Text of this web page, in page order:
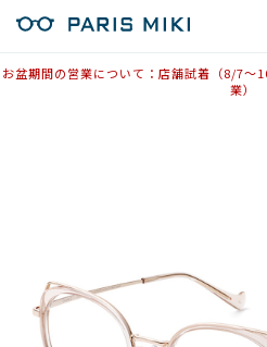
お盆期間の営業について：店舗試着（8/7〜
業）